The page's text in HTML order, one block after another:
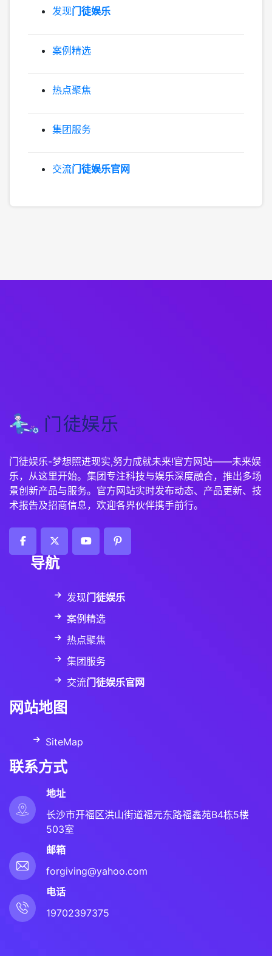
发现门徒娱乐
案例精选
热点聚焦
集团服务
交流门徒娱乐官网
门徒娱乐-梦想照进现实,努力成就未来!官方网站——未来娱
乐，从这里开始。集团专注科技与娱乐深度融合，推出多场
景创新产品与服务。官方网站实时发布动态、产品更新、技
术报告及招商信息，欢迎各界伙伴携手前行。
导航
发现门徒娱乐
案例精选
热点聚焦
集团服务
交流门徒娱乐官网
网站地图
SiteMap
联系方式
地址
长沙市开福区洪山街道福元东路福鑫苑B4栋5楼
503室
邮箱
forgiving@yahoo.com
电话
19702397375